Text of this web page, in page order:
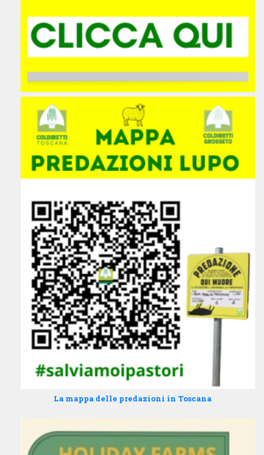
La mappa delle predazioni in Toscana